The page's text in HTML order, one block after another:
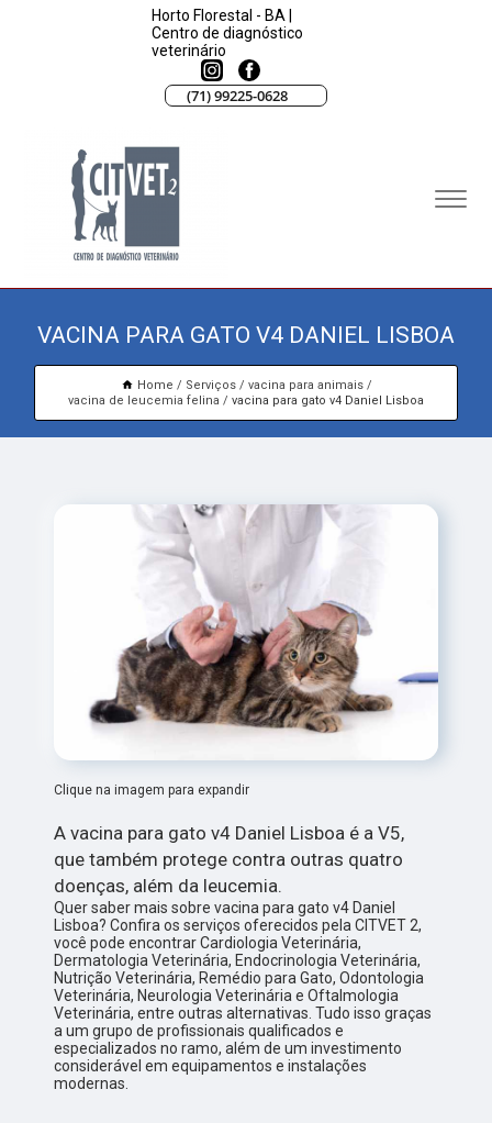
Horto Florestal - BA |
Centro de diagnóstico
veterinário
(71) 99225-0628
VACINA PARA GATO V4 DANIEL LISBOA
Home Serviços
vacina para animais
vacina de leucemia felina
vacina para gato v4 Daniel Lisboa
Clique na imagem para expandir
A vacina para gato v4 Daniel Lisboa é a V5,
que também protege contra outras quatro
doenças, além da leucemia.
Quer saber mais sobre vacina para gato v4 Daniel
Lisboa? Confira os serviços oferecidos pela CITVET 2,
você pode encontrar Cardiologia Veterinária,
Dermatologia Veterinária, Endocrinologia Veterinária,
Nutrição Veterinária, Remédio para Gato, Odontologia
Veterinária, Neurologia Veterinária e Oftalmologia
Veterinária, entre outras alternativas. Tudo isso graças
a um grupo de profissionais qualificados e
especializados no ramo, além de um investimento
considerável em equipamentos e instalações
modernas.